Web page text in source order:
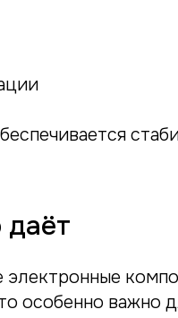
даёт
электронные
особенно важно